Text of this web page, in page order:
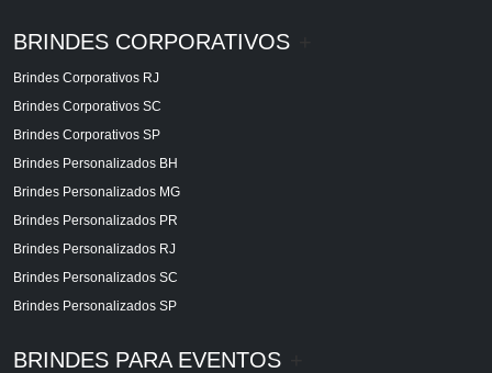
BRINDES CORPORATIVOS
Brindes Corporativos RJ
Brindes Corporativos SC
Brindes Corporativos SP
Brindes Personalizados BH
Brindes Personalizados MG
Brindes Personalizados PR
Brindes Personalizados RJ
Brindes Personalizados SC
Brindes Personalizados SP
BRINDES PARA EVENTOS